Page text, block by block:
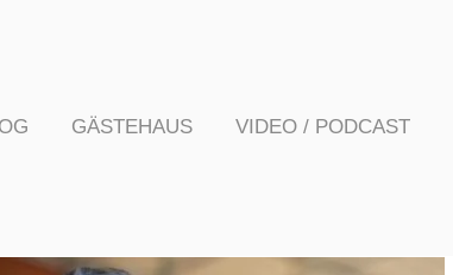
GÄSTEHAUS VIDEO / PODCAST